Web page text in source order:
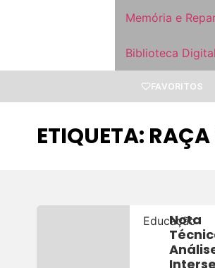
Memória e
Biblioteca Digital
FAVORITOS
ETIQUETA:
Educação
Nota